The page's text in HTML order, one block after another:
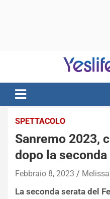
notizie di intrattenimento
SPETTACOLO
Sanremo 2023,
dopo la
Febbraio 8, 2023
La seconda serata del